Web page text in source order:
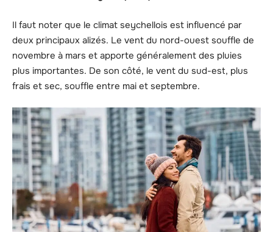
Il faut noter que le climat seychellois est influencé par
deux principaux alizés. Le vent du nord-ouest souffle de
novembre à mars et apporte généralement des pluies
plus importantes. De son côté, le vent du sud-est, plus
frais et sec, souffle entre mai et septembre.